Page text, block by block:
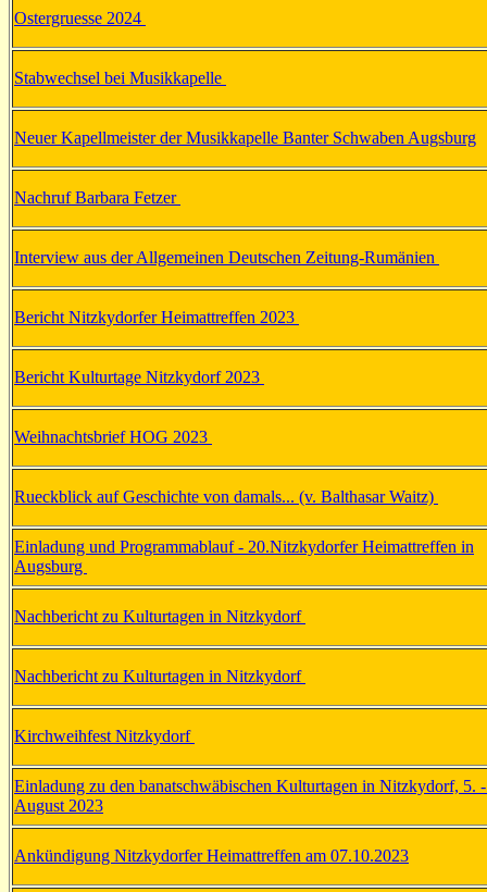
Ostergruesse 2024
Stabwechsel bei Musikkapelle
Neuer Kapellmeister der Musikkapelle Banter Schwaben Augsburg
Nachruf Barbara Fetzer
Interview aus der Allgemeinen Deutschen Zeitung-Rumänien
Bericht Nitzkydorfer Heimattreffen 2023
Bericht Kulturtage Nitzkydorf 2023
Weihnachtsbrief HOG 2023
Rueckblick auf Geschichte von damals... (v. Balthasar Waitz)
Einladung und Programmablauf - 20.Nitzkydorfer Heimattreffen in
Augsburg
Nachbericht zu Kulturtagen in Nitzkydorf
Nachbericht zu Kulturtagen in Nitzkydorf
Kirchweihfest Nitzkydorf
Einladung zu den banatschwäbischen Kulturtagen in Nitzkydorf, 5.
August 2023
Ankündigung Nitzkydorfer Heimattreffen am 07.10.2023